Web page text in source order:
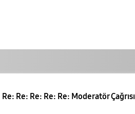
Re: Re: Re: Re: Re: Moderatör Çağrısı